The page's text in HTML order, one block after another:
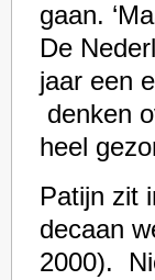
gaan.
De
jaar een
denken
heel
Patijn zit
decaan
2000).